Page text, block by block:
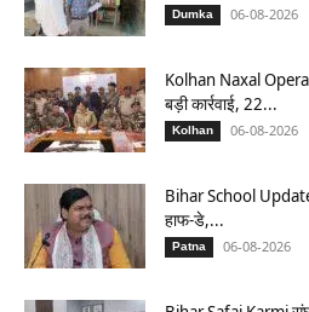
Dumka 06-08-2026
Kolhan Naxal
बड़ी कार्रवाई, 22...
Kolhan 06-08-2026
Bihar School
हाफ-डे,...
Patna 06-08-2026